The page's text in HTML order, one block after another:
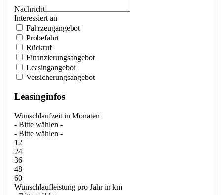
Nachricht
Interessiert an
Fahrzeugangebot
Probefahrt
Rückruf
Finanzierungsangebot
Leasingangebot
Versicherungsangebot
Leasinginfos
Wunschlaufzeit in Monaten
- Bitte wählen -
- Bitte wählen -
12
24
36
48
60
Wunschlaufleistung pro Jahr in km